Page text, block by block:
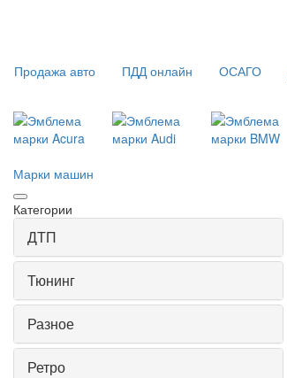
Продажа авто ПДД онлайн ОСАГО
Марки машин
Категории
ДТП
Тюнинг
Разное
Ретро